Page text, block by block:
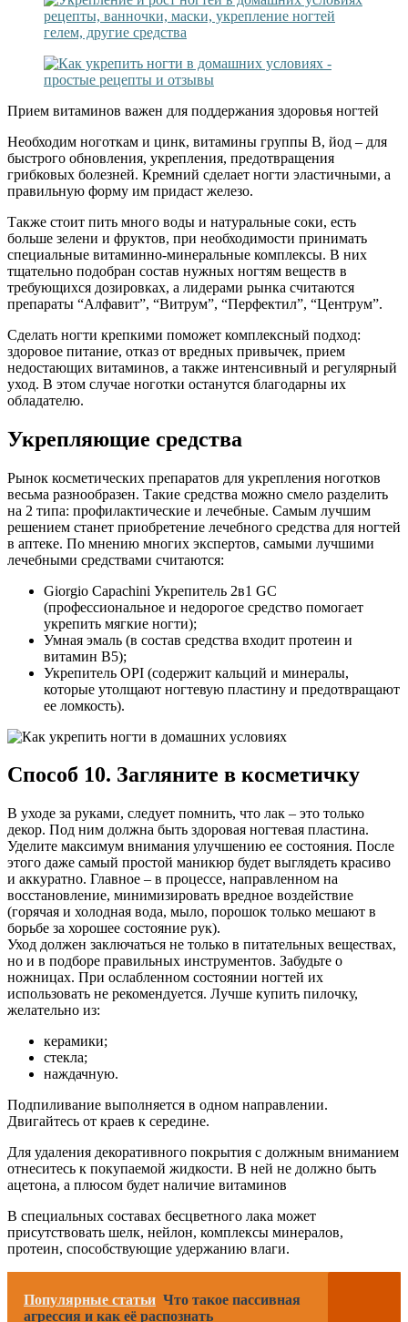
Прием витаминов важен для поддержания здоровья ногтей
Необходим ноготкам и цинк, витамины группы В, йод – для
быстрого обновления, укрепления, предотвращения
грибковых болезней. Кремний сделает ногти эластичными, а
правильную форму им придаст железо.
Также стоит пить много воды и натуральные соки, есть
больше зелени и фруктов, при необходимости принимать
специальные витаминно-минеральные комплексы. В них
тщательно подобран состав нужных ногтям веществ в
требующихся дозировках, а лидерами рынка считаются
препараты “Алфавит”, “Витрум”, “Перфектил”, “Центрум”.
Сделать ногти крепкими поможет комплексный подход:
здоровое питание, отказ от вредных привычек, прием
недостающих витаминов, а также интенсивный и регулярный
уход. В этом случае ноготки останутся благодарны их
обладателю.
Укрепляющие средства
Рынок косметических препаратов для укрепления ноготков
весьма разнообразен. Такие средства можно смело разделить
на 2 типа: профилактические и лечебные. Самым лучшим
решением станет приобретение лечебного средства для ногтей
в аптеке. По мнению многих экспертов, самыми лучшими
лечебными средствами считаются:
Giorgio Capachini Укрепитель 2в1 GC
(профессиональное и недорогое средство помогает
укрепить мягкие ногти);
Умная эмаль (в состав средства входит протеин и
витамин В5);
Укрепитель OPI (содержит кальций и минералы,
которые утолщают ногтевую пластину и предотвращают
ее ломкость).
Способ 10. Загляните в косметичку
В уходе за руками, следует помнить, что лак – это только
декор. Под ним должна быть здоровая ногтевая пластина.
Уделите максимум внимания улучшению ее состояния. После
этого даже самый простой маникюр будет выглядеть красиво
и аккуратно. Главное – в процессе, направленном на
восстановление, минимизировать вредное воздействие
(горячая и холодная вода, мыло, порошок только мешают в
борьбе за хорошее состояние рук).
Уход должен заключаться не только в питательных веществах,
но и в подборе правильных инструментов. Забудьте о
ножницах. При ослабленном состоянии ногтей их
использовать не рекомендуется. Лучше купить пилочку,
желательно из:
керамики;
стекла;
наждачную.
Подпиливание выполняется в одном направлении.
Двигайтесь от краев к середине.
Для удаления декоративного покрытия с должным вниманием
отнеситесь к покупаемой жидкости. В ней не должно быть
ацетона, а плюсом будет наличие витаминов
В специальных составах бесцветного лака может
присутствовать шелк, нейлон, комплексы минералов,
протеин, способствующие удержанию влаги.
Популярные статьи Что такое пассивная
агрессия и как её распознать